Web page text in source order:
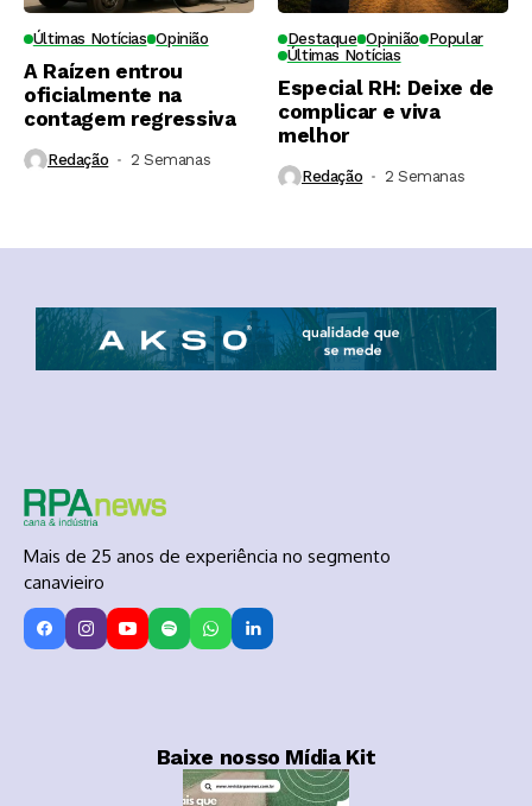
Últimas Notícias Opinião
A Raízen entrou
oficialmente na
contagem regressiva
Redação 2 Semanas ⁮
Destaque Opinião Popular
Últimas Notícias
Especial RH: Deixe de
complicar e viva
melhor
Redação 2 Semanas ⁮
Mais de 25 anos de experiência no segmento
canavieiro
Baixe nosso Mídia Kit